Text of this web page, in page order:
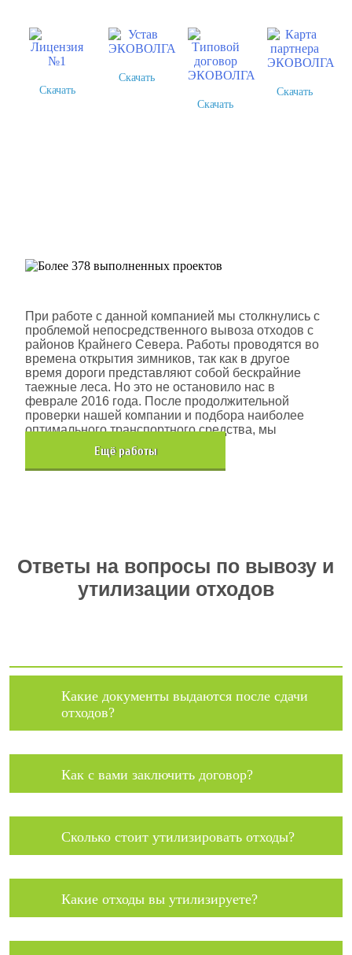
Скачать
Скачать
Скачать
Скачать
При работе с данной компанией мы столкнулись с
проблемой непосредственного вывоза отходов с
районов Крайнего Севера. Работы проводятся во
времена открытия зимников, так как в другое
время дороги представляют собой бескрайние
таежные леса. Но это не остановило нас в
феврале 2016 года. После продолжительной
проверки нашей компании и подбора наиболее
оптимального транспортного средства, мы
помогли данной компании.
Eщё работы
Ответы на вопросы по вывозу и
утилизации отходов
Какие документы выдаются после сдачи
отходов?
Как с вами заключить договор?
Сколько стоит утилизировать отходы?
Какие отходы вы утилизируете?